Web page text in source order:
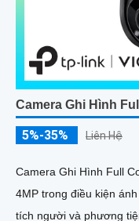
Camera Ghi Hình
5%-35% Liên Hệ
Camera Ghi Hình Full
4MP trong điều kiện ánh sáng cực
tích người và phương tiện nhanh